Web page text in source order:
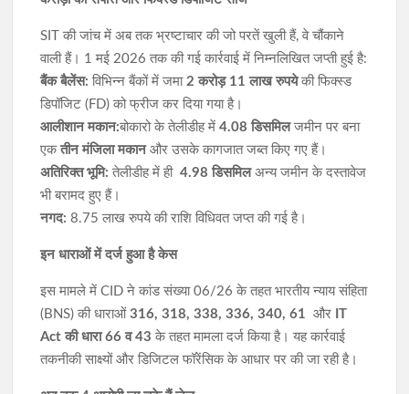
SIT की जांच में अब तक भ्रष्टाचार की जो परतें खुली हैं, वे चौंकाने
वाली हैं। 1 मई 2026 तक की गई कार्रवाई में निम्नलिखित जप्ती हुई है:
बैंक बैलेंस:विभिन्न बैंकों में जमा 2 करोड़ 11 लाख रुपयेकी फिक्स्ड
डिपॉजिट (FD) को फ्रीज कर दिया गया है।
आलीशान मकान:बोकारो के तेलीडीह में4.08 डिसमिलजमीन पर बना
एकतीन मंजिला मकानऔर उसके कागजात जब्त किए गए हैं।
अतिरिक्त भूमि:तेलीडीह में ही4.98 डिसमिलअन्य जमीन के दस्तावेज
भी बरामद हुए हैं।
नगद:8.75 लाख रुपये की राशि विधिवत जप्त की गई है।
इन धाराओं में दर्ज हुआ है केस
इस मामले में CID ने कांड संख्या 06/26 के तहत भारतीय न्याय संहिता
(BNS) की धाराओं316, 318, 338, 336, 340, 61 और IT
Act की धारा 66 व 43 के तहत मामला दर्ज किया है। यह कार्रवाई
तकनीकी साक्ष्यों और डिजिटल फॉरेंसिक के आधार पर की जा रही है।